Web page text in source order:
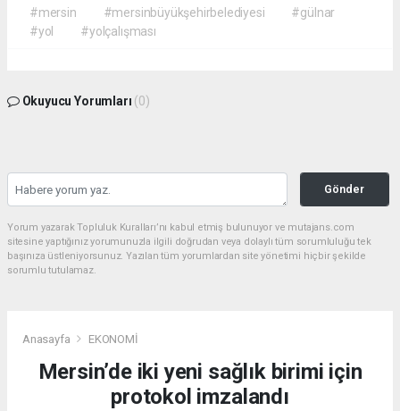
#mersin #mersinbüyükşehirbelediyesi
#gülnar
#yol
#yolçalışması
Okuyucu Yorumları (0)
Gönder
Yorum yazarak Topluluk Kuralları’nı kabul etmiş bulunuyor ve mutajans.com
sitesine yaptığınız yorumunuzla ilgili doğrudan veya dolaylı tüm sorumluluğu tek
başınıza üstleniyorsunuz. Yazılan tüm yorumlardan site yönetimi hiçbir şekilde
sorumlu tutulamaz.
Anasayfa EKONOMİ
Mersin’de iki yeni sağlık birimi için
protokol imzalandı